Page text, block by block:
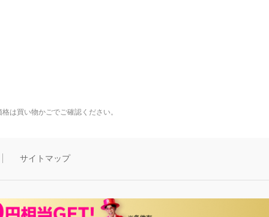
は買い物かごでご確認ください。
サイトマップ